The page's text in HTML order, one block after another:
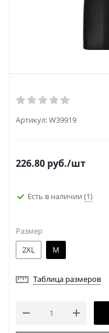
Артикул:W39919
226.80 руб./шт
Есть в наличии (1)
Размер
2XL
M
Таблица размеров